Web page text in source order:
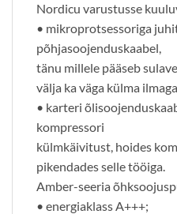
Nordicu varustusse
• mikroprotsessoriga
põhjasoojenduskaabel,
tänu millele pääseb
välja ka väga külma
• karteri
kompressori
külmkäivitust, hoides
pikendades selle tööiga.
Amber-seeria
• energiaklass A+++;